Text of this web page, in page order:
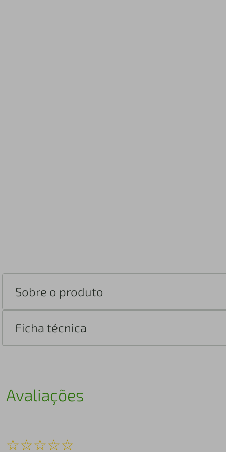
Sobre o produto
Ficha técnica
Avaliações
☆☆☆☆☆